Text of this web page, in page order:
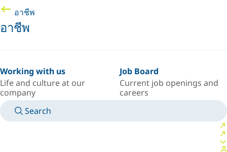
อาชีพ
อาชีพ
Working with us
Life and culture at our
company
Job Board
Current job openings and
careers
Search